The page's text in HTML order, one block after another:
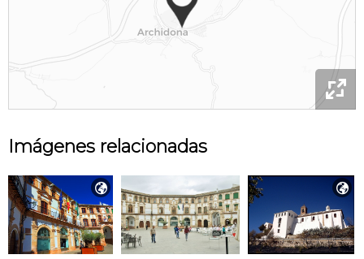

Imágenes relacionadas
 